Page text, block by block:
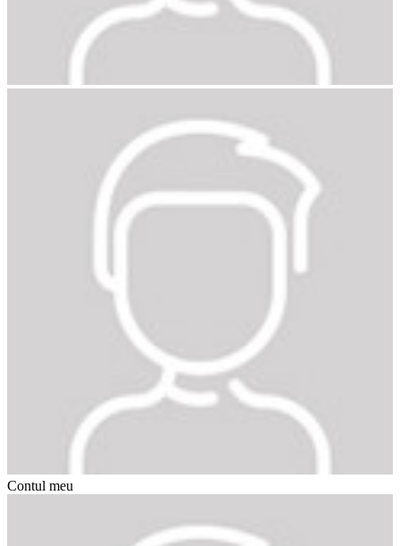
Contul meu